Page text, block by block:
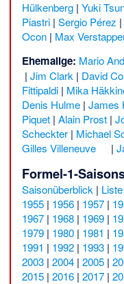
Hülkenberg| Yuki
Piastri| Sergio Pérez |
Ocon| Max
Ehemalige: Mario
| Jim Clark | David
Fittipaldi| Mika
Denis Hulme| James
Piquet| Alain Prost|
Scheckter| Michael
Gilles Villeneuve
|
Formel-1-
Saisonüberblick |
1955| 1956| 1957|
1967| 1968| 1969|
1979| 1980| 1981 |
1991 | 1992| 1993|
2003| 2004| 2005|
2015| 2016| 2017|